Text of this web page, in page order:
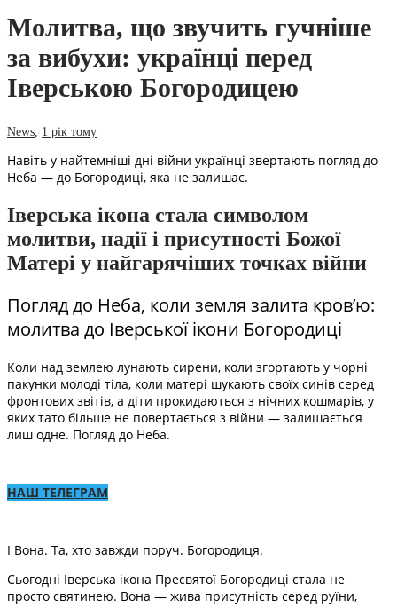
Молитва, що звучить гучніше
за вибухи: українці перед
Іверською Богородицею
News 1 рік тому
Навіть у найтемніші дні війни українці звертають погляд до
Неба — до Богородиці, яка не залишає.
Іверська ікона стала символом
молитви, надії і присутності Божої
Матері у найгарячіших точках війни
Погляд до Неба, коли земля залита кров’ю:
молитва до Іверської ікони Богородиці
Коли над землею лунають сирени, коли згортають у чорні
пакунки молоді тіла, коли матері шукають своїх синів серед
фронтових звітів, а діти прокидаються з нічних кошмарів, у
яких тато більше не повертається з війни — залишається
лиш одне. Погляд до Неба.
НАШ ТЕЛЕГРАМ
І Вона. Та, хто завжди поруч. Богородиця.
Сьогодні Іверська ікона Пресвятої Богородиці стала не
просто святинею. Вона — жива присутність серед руїни,